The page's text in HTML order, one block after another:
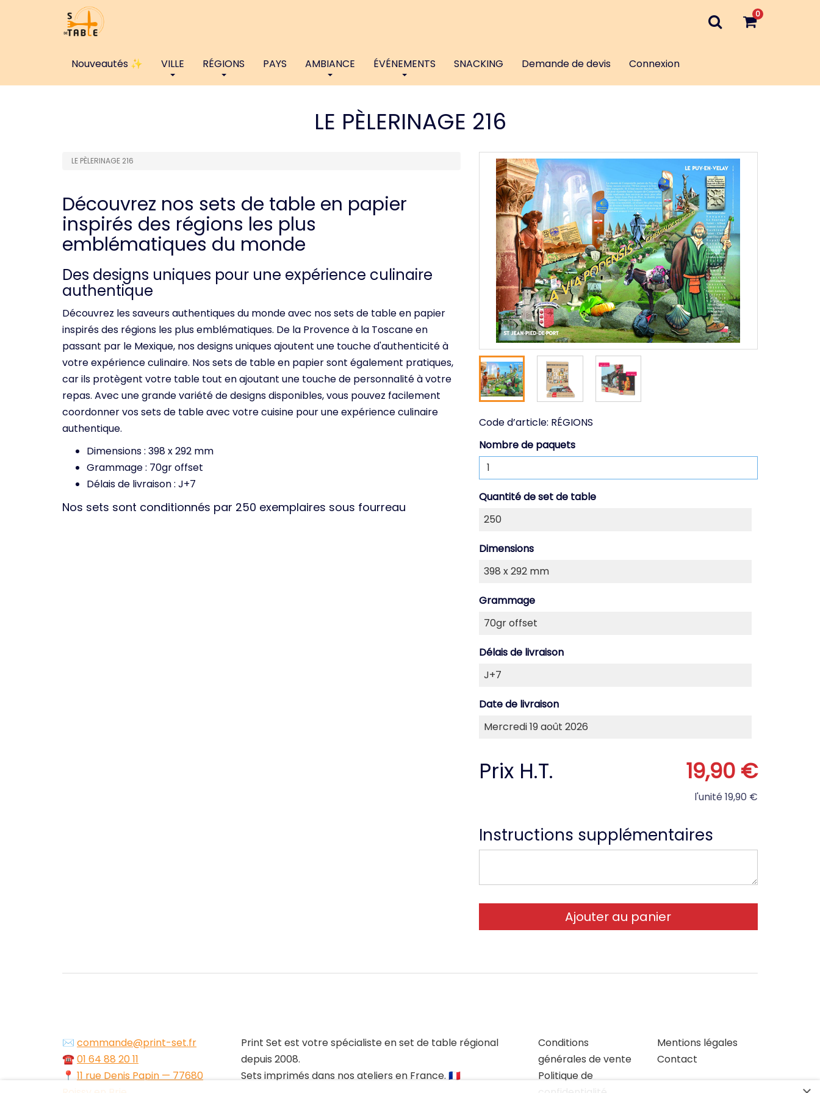
0
Nouveautés ✨ VILLE RÉGIONS PAYS AMBIANCE ÉVÉNEMENTS SNACKING Demande de devis Connexion
LE PÈLERINAGE 216
LE PÈLERINAGE 216
Découvrez nos sets de table en papier
inspirés des régions les plus
emblématiques du monde
Des designs uniques pour une expérience culinaire
authentique
Découvrez les saveurs authentiques du monde avec nos sets de table en papier
inspirés des régions les plus emblématiques. De la Provence à la Toscane en
passant par le Mexique, nos designs uniques ajoutent une touche d'authenticité à
votre expérience culinaire. Nos sets de table en papier sont également pratiques,
car ils protègent votre table tout en ajoutant une touche de personnalité à votre
repas. Avec une grande variété de designs disponibles, vous pouvez facilement
coordonner vos sets de table avec votre cuisine pour une expérience culinaire
authentique.
Dimensions : 398 x 292 mm
Grammage : 70gr offset
Délais de livraison : J+7
Nos sets sont conditionnés par 250 exemplaires sous fourreau
Code d’article: RÉGIONS
Nombre de paquets
Quantité de set de table
Dimensions
Grammage
Délais de livraison
Date de livraison
Prix H.T. 19,90 €
l'unité19,90 €
Instructions supplémentaires
✉️ commande@print-set.fr
☎️01 64 88 20 11
📍 11 rue Denis Papin — 77680
Print Set est votre spécialiste en set de table régional
depuis 2008.
Sets imprimés dans nos ateliers en France. 🇫🇷
Conditions
générales de vente
Politique de
Mentions légales
Contact